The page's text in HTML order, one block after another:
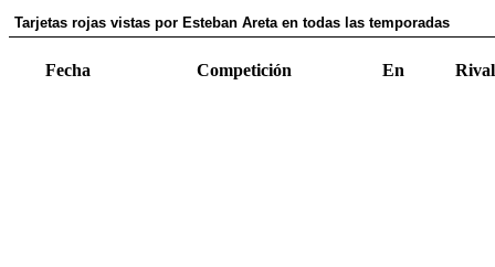
Tarjetas rojas vistas por Esteban Areta en todas las temporadas
Fecha Competición En Rival